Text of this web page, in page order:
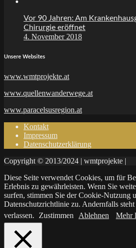
Vor 90 Jahren: Am
Chirurgie eröffnet
4. November 2018
Unsere Websites
www.wmtprojekte.at
www.quellenwanderwege.at
www.paracelsusregion.at
Kontakt
Impressum
Datenschutzerklärung
Copyright © 2013/2024 | wmtprojekte |
Diese Seite verwendet Cookies, um für
Erlebnis zu gewährleisten. Wenn Sie
surfen, stimmen Sie der Cookie-Nutzung
Datenschutzrichtlinie zu. Andernfalls
verlassen.
Zustimmen Ablehnen Mehr